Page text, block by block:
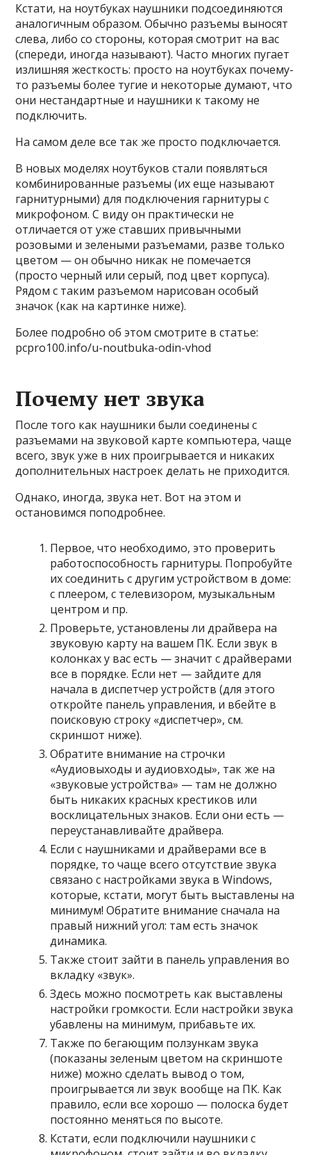
Кстати, на ноутбуках наушники подсоединяются
аналогичным образом. Обычно разъемы выносят
слева, либо со стороны, которая смотрит на вас
(спереди, иногда называют). Часто многих пугает
излишняя жесткость: просто на ноутбуках почему-
то разъемы более тугие и некоторые думают, что
они нестандартные и наушники к такому не
подключить.
На самом деле все так же просто подключается.
В новых моделях ноутбуков стали появляться
комбинированные разъемы (их еще называют
гарнитурными) для подключения гарнитуры с
микрофоном. С виду он практически не
отличается от уже ставших привычными
розовыми и зелеными разъемами, разве только
цветом — он обычно никак не помечается
(просто черный или серый, под цвет корпуса).
Рядом с таким разъемом нарисован особый
значок (как на картинке ниже).
Более подробно об этом смотрите в статье:
pcpro100.info/u-noutbuka-odin-vhod
Почему нет звука
После того как наушники были соединены с
разъемами на звуковой карте компьютера, чаще
всего, звук уже в них проигрывается и никаких
дополнительных настроек делать не приходится.
Однако, иногда, звука нет. Вот на этом и
остановимся поподробнее.
Первое, что необходимо, это проверить
работоспособность гарнитуры. Попробуйте
их соединить с другим устройством в доме:
с плеером, с телевизором, музыкальным
центром и пр.
Проверьте, установлены ли драйвера на
звуковую карту на вашем ПК. Если звук в
колонках у вас есть — значит с драйверами
все в порядке. Если нет — зайдите для
начала в диспетчер устройств (для этого
откройте панель управления, и вбейте в
поисковую строку «диспетчер», см.
скриншот ниже).
Обратите внимание на строчки
«Аудиовыходы и аудиовходы», так же на
«звуковые устройства» — там не должно
быть никаких красных крестиков или
восклицательных знаков. Если они есть —
переустанавливайте драйвера.
Если с наушниками и драйверами все в
порядке, то чаще всего отсутствие звука
связано с настройками звука в Windows,
которые, кстати, могут быть выставлены на
минимум! Обратите внимание сначала на
правый нижний угол: там есть значок
динамика.
Также стоит зайти в панель управления во
вкладку «звук».
Здесь можно посмотреть как выставлены
настройки громкости. Если настройки звука
убавлены на минимум, прибавьте их.
Также по бегающим ползункам звука
(показаны зеленым цветом на скриншоте
ниже) можно сделать вывод о том,
проигрывается ли звук вообще на ПК. Как
правило, если все хорошо — полоска будет
постоянно меняться по высоте.
Кстати, если подключили наушники с